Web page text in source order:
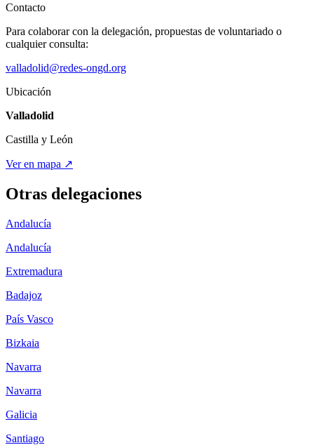
Contacto
Para colaborar con la delegación, propuestas de voluntariado o
cualquier consulta:
valladolid@redes-ongd.org
Ubicación
Valladolid
Castilla y León
Ver en mapa ↗
Otras delegaciones
Andalucía
Andalucía
Extremadura
Badajoz
País Vasco
Bizkaia
Navarra
Navarra
Galicia
Santiago